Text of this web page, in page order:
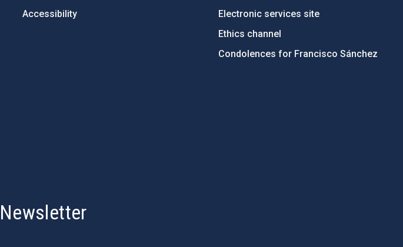
Accessibility
Electronic services site
Ethics channel
Condolences for Francisco Sánchez